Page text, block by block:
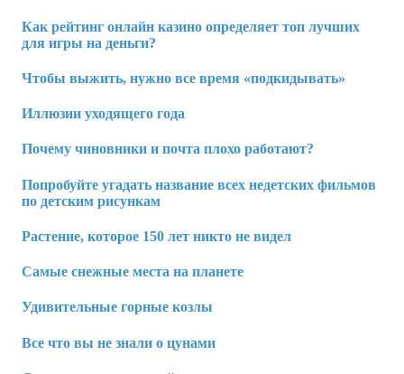
Как рейтинг онлайн казино определяет топ лучших
для игры на деньги?
Чтобы выжить, нужно все время «подкидывать»
Иллюзии уходящего года
Почему чиновники и почта плохо работают?
Попробуйте угадать название всех недетских фильмов
по детским рисункам
Растение, которое 150 лет никто не видел
Самые снежные места на планете
Удивительные горные козлы
Все что вы не знали о цунами